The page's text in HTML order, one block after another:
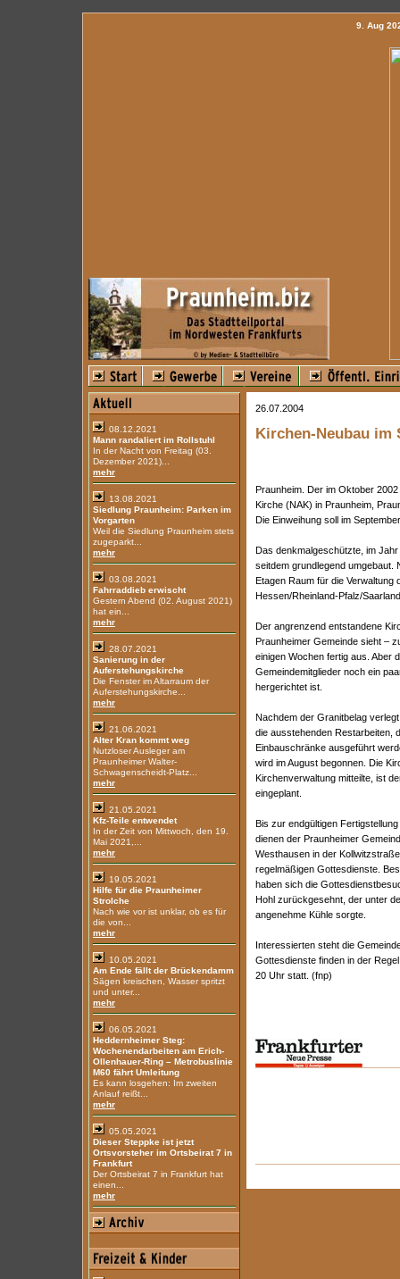
9. Aug
08.12.2021
Mann randaliert im Rollstuhl
In der Nacht von Freitag (03.
Dezember 2021)...
mehr
13.08.2021
Siedlung Praunheim: Parken im
Vorgarten
Weil die Siedlung Praunheim stets
zugeparkt...
mehr
03.08.2021
Fahrraddieb erwischt
Gestern Abend (02. August 2021)
hat ein...
mehr
28.07.2021
Sanierung in der
Auferstehungskirche
Die Fenster im Altarraum der
Auferstehungskirche...
mehr
21.06.2021
Alter Kran kommt weg
Nutzloser Ausleger am
Praunheimer Walter-
Schwagenscheidt-Platz...
mehr
21.05.2021
Kfz-Teile entwendet
In der Zeit von Mittwoch, den 19.
Mai 2021,...
mehr
19.05.2021
Hilfe für die Praunheimer
Strolche
Nach wie vor ist unklar, ob es für
die von...
mehr
10.05.2021
Am Ende fällt der Brückendamm
Sägen kreischen, Wasser spritzt
und unter...
mehr
06.05.2021
Heddernheimer Steg:
Wochenendarbeiten am Erich-
Ollenhauer-Ring – Metrobuslinie
M60 fährt Umleitung
Es kann losgehen: Im zweiten
Anlauf reißt...
mehr
05.05.2021
Dieser Steppke ist jetzt
Ortsvorsteher im Ortsbeirat 7 in
Frankfurt
Der Ortsbeirat 7 in Frankfurt hat
einen...
mehr
26.07.2004
Kirchen-Neubau im
Praunheim. Der im Oktober
Kirche (NAK) in Praunheim,
Die Einweihung soll im
Das denkmalgeschützte, im
seitdem grundlegend umgebaut.
Etagen Raum für die
Hessen/Rheinland-Pfalz/
Der angrenzend entstandene
Praunheimer Gemeinde sieht –
einigen Wochen fertig aus. Aber
Gemeindemitglieder noch ein
hergerichtet ist.
Nachdem der Granitbelag
die ausstehenden Restarbeiten,
Einbauschränke ausgeführt
wird im August begonnen. Die
Kirchenverwaltung mitteilte, ist
eingeplant.
Bis zur endgültigen
dienen der Praunheimer
Westhausen in der
regelmäßigen Gottesdienste.
haben sich die
Hohl zurückgesehnt, der unter
angenehme Kühle sorgte.
Interessierten steht die
Gottesdienste finden in der
20 Uhr statt. (fnp)